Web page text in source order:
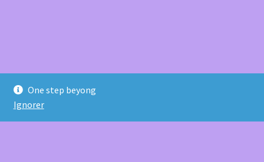
One step beyong
Ignorer